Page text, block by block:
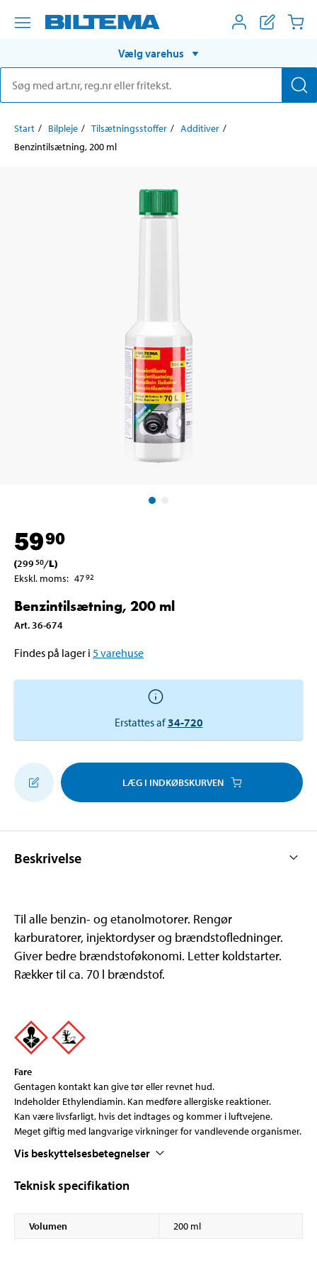
Vælg varehus
Start Bilpleje Tilsætningsstoffer
Additiver
Benzintilsætning, 200 ml
5990
(299 50/L)
Ekskl. moms: 4792
Benzintilsætning, 200 ml
Art. 36-674
Findes på lager i 5varehuse
Erstattes af34-720
LÆG I INDKØBSKURVEN
Beskrivelse
Til alle benzin- og etanolmotorer. Rengør
karburatorer, injektordyser og brændstofledninger.
Giver bedre brændstoføkonomi. Letter koldstarter.
Rækker til ca. 70 l brændstof.
Fare
Gentagen kontakt kan give tør eller revnet hud.
Indeholder Ethylendiamin. Kan medføre allergiske reaktioner.
Kan være livsfarligt, hvis det indtages og kommer i luftvejene.
Meget giftig med langvarige virkninger for vandlevende organismer.
Vis beskyttelsesbetegnelser
Teknisk specifikation
Volumen 200 ml